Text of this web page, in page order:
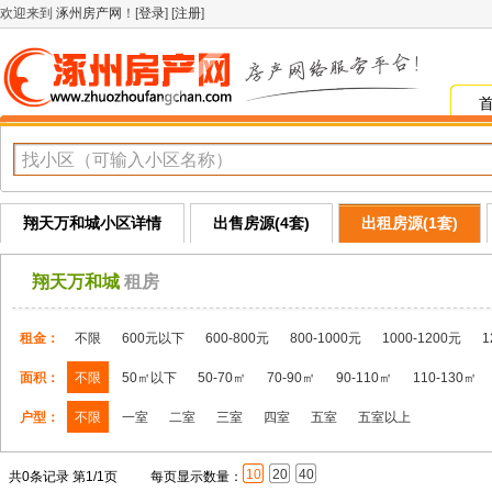
欢迎来到 涿州房产网 ！[登录] [注册]
翔天万和城小区详情 出售房源(4套) 出租房源(1套)
翔天万和城 租房
租金： 不限 600元以下 600-800元 800-1000元 1000-1200元
面积： 不限 50㎡以下 50-70㎡ 70-90㎡ 90-110㎡ 110-130㎡
户型： 不限 一室 二室 三室 四室 五室 五室以上
共0条记录 第1/1页 每页显示数量： 10 20 40